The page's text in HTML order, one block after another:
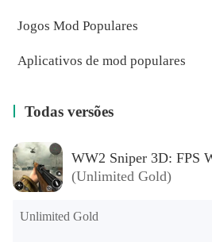
Jogos Mod Populares
Aplicativos de mod populares
Todas versões
(Unlimited Gold)
Unlimited Gold